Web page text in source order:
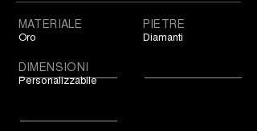
MATERIALE
Oro
DIMENSIONI
Personalizzabile
PIETRE
Diamanti